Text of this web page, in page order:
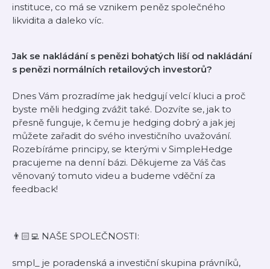
instituce, co má se vznikem peněz společného
likvidita a daleko víc.
Jak se nakládání s penězi bohatých liší od nakládání
s penězi normálních retailových investorů?
Dnes Vám prozradíme jak hedgují velcí kluci a proč
byste měli hedging zvážit také. Dozvíte se, jak to
přesně funguje, k čemu je hedging dobrý a jak jej
můžete zařadit do svého investičního uvažování.
Rozebíráme principy, se kterými v SimpleHedge
pracujeme na denní bázi. Děkujeme za Váš čas
věnovaný tomuto videu a budeme vděční za
feedback!
👨🏻‍💻 NAŠE SPOLEČNOSTI:
smpl_ je poradenská a investiční skupina právníků,